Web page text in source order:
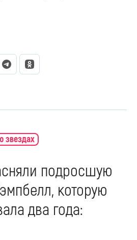
звездах
подросшую
которую
два года: